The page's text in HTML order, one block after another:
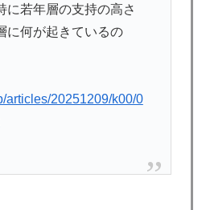
で賞金払わせる話やりてえ
時の病院手術中に突然の大揺れが
洋がクリスタル・パレス加入へ
きなクラブで良かった」
者、帰国後『本家』に失望する
に若年層の支持の高さ
に何が起きているの
articles/20251209/k00/0